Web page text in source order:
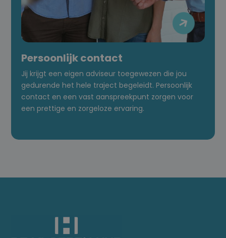

Persoonlijk contact
Jij krijgt een eigen adviseur toegewezen die jou
gedurende het hele traject begeleidt. Persoonlijk
contact en een vast aanspreekpunt zorgen voor
een prettige en zorgeloze ervaring.